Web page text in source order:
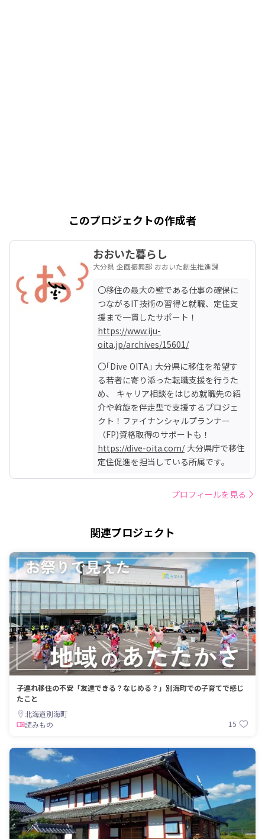
このプロジェクトの作成者
おおいた暮らし
大分県 企画振興部 おおいた創生推進課
〇移住の最大の壁である仕事の確保に
つながるIT技術の習得と就職、定住支
https://www.iju-
oita.jp/archives/15601/
〇｢Dive OITA｣ 大分県に移住を希望す
る若者に寄り添った転職支援を行うた
め、 キャリア相談をはじめ就職先の紹
介や斡旋を伴走型で支援するプロジェ
クト！ファイナンシャルプランナー
https://dive-oita.com/ 大分県庁で移住
定住促進を担当している所属です。
プロフィールを見る
関連プロジェクト
子連れ移住の不安「友達できる？なじめる？」別海町での子育てで感じ
たこと
北海道別海町
読みもの
15